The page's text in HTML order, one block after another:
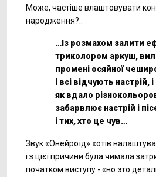
Може, частіше влаштовувати
народження?..
…Iз розмахом залити
триколором аркуш,
промені осяйної
І всі відчують настрій,
як вдало
забарвлює настрій і
і тих, хто це чув…
Звук «Онейроїд» хотів
і з цієї причини була чимала
початком виступу - «но это